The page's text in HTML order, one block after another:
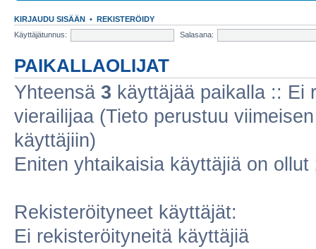
KIRJAUDU SISÄÄN • REKISTERÖIDY
Käyttäjätunnus:
Salasana:
PAIKALLAOLIJAT
Yhteensä 3 käyttäjää paikalla :: Ei
vierailijaa (Tieto perustuu
käyttäjiin)
Eniten yhtaikaisia käyttäjiä on ollut
Rekisteröityneet käyttäjät:
Ei rekisteröityneitä käyttäjiä